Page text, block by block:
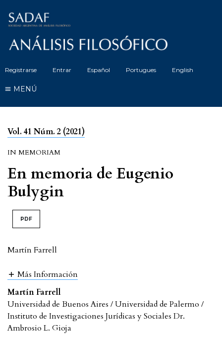
Registrarse Entrar Español Portugues English
MENÚ
Vol. 41 Núm. 2 (2021)
IN MEMORIAM
En memoria de Eugenio
Bulygin
PDF
Martín Farrell
Más Información
Martín Farrell
Universidad de Buenos Aires / Universidad de Palermo /
Instituto de Investigaciones Jurídicas y Sociales Dr.
Ambrosio L. Gioja